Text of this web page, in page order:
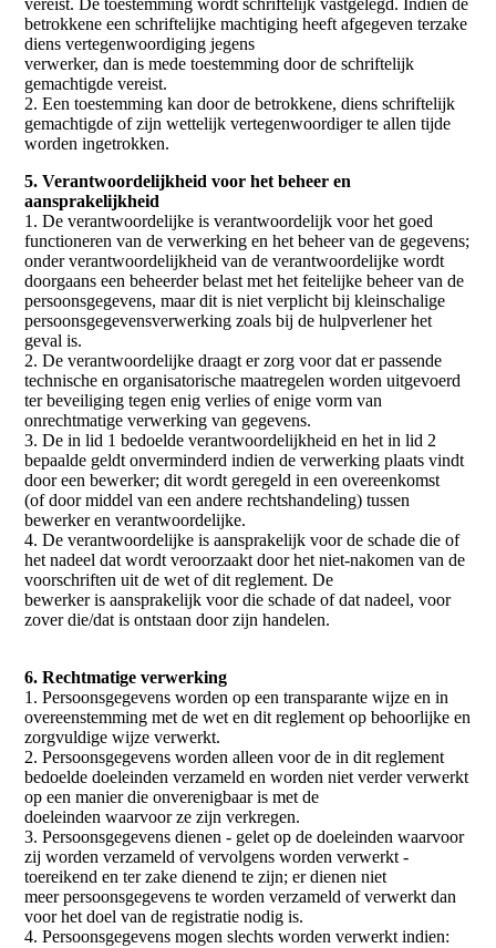
vereist. De toestemming wordt schriftelijk vastgelegd. Indien de
betrokkene een schriftelijke machtiging heeft afgegeven terzake
diens vertegenwoordiging jegens
verwerker, dan is mede toestemming door de schriftelijk
gemachtigde vereist.
2. Een toestemming kan door de betrokkene, diens schriftelijk
gemachtigde of zijn wettelijk vertegenwoordiger te allen tijde
worden ingetrokken.
5. Verantwoordelijkheid voor het beheer en
aansprakelijkheid
1. De verantwoordelijke is verantwoordelijk voor het goed
functioneren van de verwerking en het beheer van de gegevens;
onder verantwoordelijkheid van de verantwoordelijke wordt
doorgaans een beheerder belast met het feitelijke beheer van de
persoonsgegevens, maar dit is niet verplicht bij kleinschalige
persoonsgegevensverwerking zoals bij de hulpverlener het
geval is.
2. De verantwoordelijke draagt er zorg voor dat er passende
technische en organisatorische maatregelen worden uitgevoerd
ter beveiliging tegen enig verlies of enige vorm van
onrechtmatige verwerking van gegevens.
3. De in lid 1 bedoelde verantwoordelijkheid en het in lid 2
bepaalde geldt onverminderd indien de verwerking plaats vindt
door een bewerker; dit wordt geregeld in een overeenkomst
(of door middel van een andere rechtshandeling) tussen
bewerker en verantwoordelijke.
4. De verantwoordelijke is aansprakelijk voor de schade die of
het nadeel dat wordt veroorzaakt door het niet-nakomen van de
voorschriften uit de wet of dit reglement. De
bewerker is aansprakelijk voor die schade of dat nadeel, voor
zover die/dat is ontstaan door zijn handelen.
6. Rechtmatige verwerking
1. Persoonsgegevens worden op een transparante wijze en in
overeenstemming met de wet en dit reglement op behoorlijke en
zorgvuldige wijze verwerkt.
2. Persoonsgegevens worden alleen voor de in dit reglement
bedoelde doeleinden verzameld en worden niet verder verwerkt
op een manier die onverenigbaar is met de
doeleinden waarvoor ze zijn verkregen.
3. Persoonsgegevens dienen - gelet op de doeleinden waarvoor
zij worden verzameld of vervolgens worden verwerkt -
toereikend en ter zake dienend te zijn; er dienen niet
meer persoonsgegevens te worden verzameld of verwerkt dan
voor het doel van de registratie nodig is.
4. Persoonsgegevens mogen slechts worden verwerkt indien: